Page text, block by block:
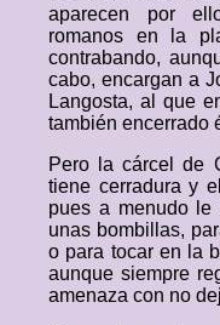
aparecen por
romanos en la
contrabando,
cabo, encargan a
Langosta, al que
también encerrado
Pero la cárcel de
tiene cerradura y
pues a menudo le
unas bombillas,
o para tocar en la
aunque siempre
amenaza con no